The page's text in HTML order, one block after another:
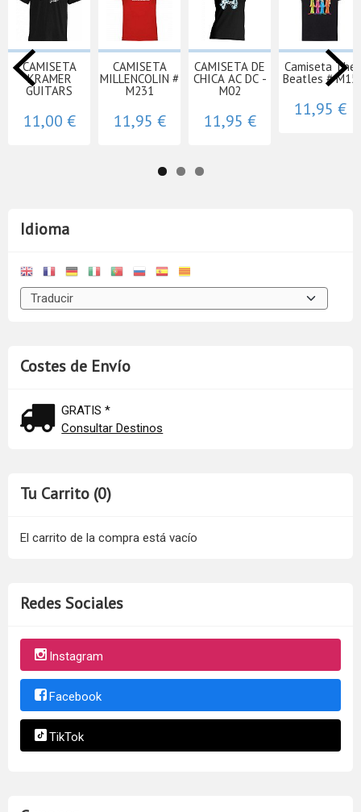
Idioma
Costes de Envío
GRATIS *
Consultar Destinos
Tu Carrito (0)
El carrito de la compra está vacío
Redes Sociales
Instagram
Facebook
TikTok
CAMISETA
KRAMER
GUITARS
11,00 €
CAMISETA
MILLENCOLIN #
M231
11,95 €
CAMISETA DE
CHICA AC DC -
M02
11,95 €
Camiseta The
Beatles # M15
11,95 €